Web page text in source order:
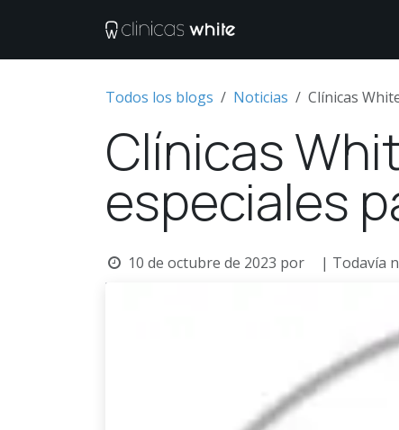
Todos los blogs Noticias Clínicas
Clínicas
especiales
10 de octubre de 2023 por | Todavía